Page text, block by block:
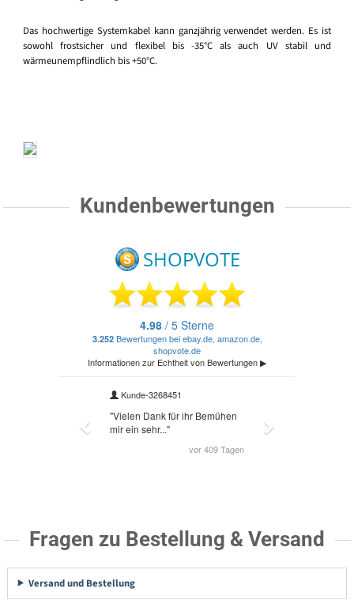
Das hochwertige Systemkabel kann ganzjährig verwendet werden. Es ist
sowohl frostsicher und flexibel bis -35°C als auch UV stabil und
wärmeunempflindlich bis +50°C.
Kundenbewertungen
Fragen zu Bestellung & Versand
Versand und Bestellung